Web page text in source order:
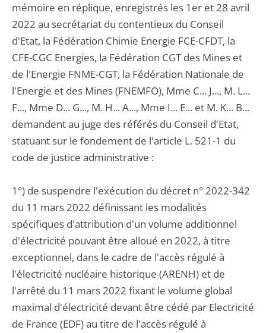
mémoire en réplique, enregistrés les 1er et 28 avril
2022 au secrétariat du contentieux du Conseil
d'Etat, la Fédération Chimie Energie FCE-CFDT, la
CFE-CGC Energies, la Fédération CGT des Mines et
de l'Energie FNME-CGT, la Fédération Nationale de
l'Energie et des Mines (FNEMFO), Mme C... J..., M. L...
F..., Mme D... G..., M. H... A..., Mme I... E... et M. K... B...
demandent au juge des référés du Conseil d'Etat,
statuant sur le fondement de l'article L. 521-1 du
code de justice administrative :
1°) de suspendre l'exécution du décret n° 2022-342
du 11 mars 2022 définissant les modalités
spécifiques d'attribution d'un volume additionnel
d'électricité pouvant être alloué en 2022, à titre
exceptionnel, dans le cadre de l'accès régulé à
l'électricité nucléaire historique (ARENH) et de
l'arrêté du 11 mars 2022 fixant le volume global
maximal d'électricité devant être cédé par Electricité
de France (EDF) au titre de l'accès régulé à